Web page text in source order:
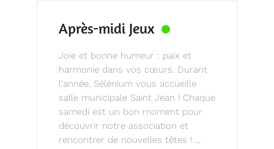
Après-midi Jeux
Joie et bonne humeur : paix et
harmonie dans vos cœurs. Durant
l'année, Sélénium vous accueille
salle municipale Saint Jean ! Chaque
samedi est un bon moment pour
découvrir notre association et
rencontrer de nouvelles têtes ! ...